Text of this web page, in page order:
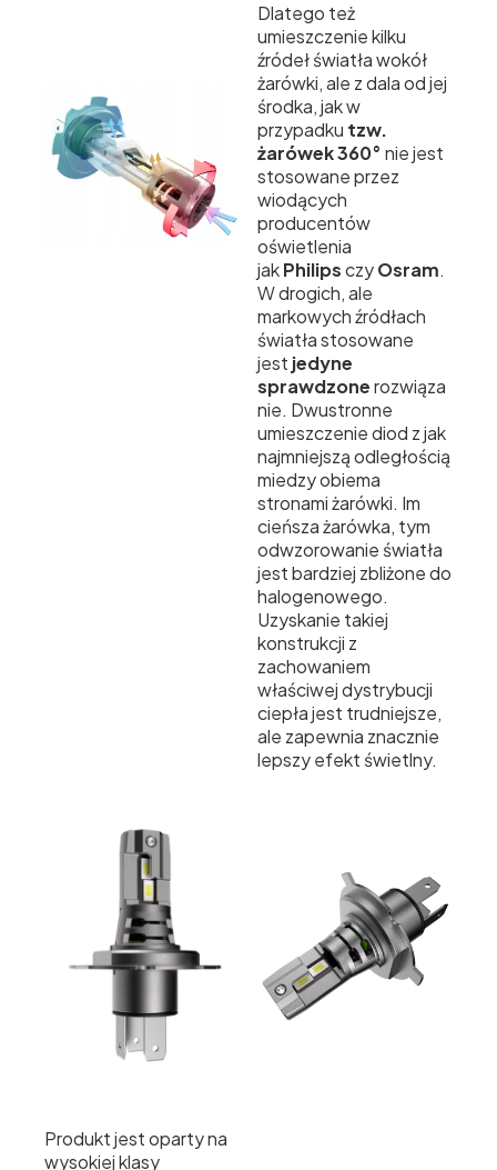
Dlatego też
umieszczenie kilku
źródeł światła wokół
żarówki, ale z dala od jej
środka, jak w
przypadku tzw.
żarówek 360° nie jest
stosowane przez
wiodących
producentów
oświetlenia
jakPhilipsczyOsram.
W drogich, ale
markowych źródłach
światła stosowane
jest jedyne
sprawdzonerozwiąza
nie. Dwustronne
umieszczenie diod z jak
najmniejszą odległością
miedzy obiema
stronami żarówki. Im
cieńsza żarówka, tym
odwzorowanie światła
jest bardziej zbliżone do
halogenowego.
Uzyskanie takiej
konstrukcji z
zachowaniem
właściwej dystrybucji
ciepła jest trudniejsze,
ale zapewnia znacznie
lepszy efekt świetlny.
Produkt jest oparty na
wysokiej klasy